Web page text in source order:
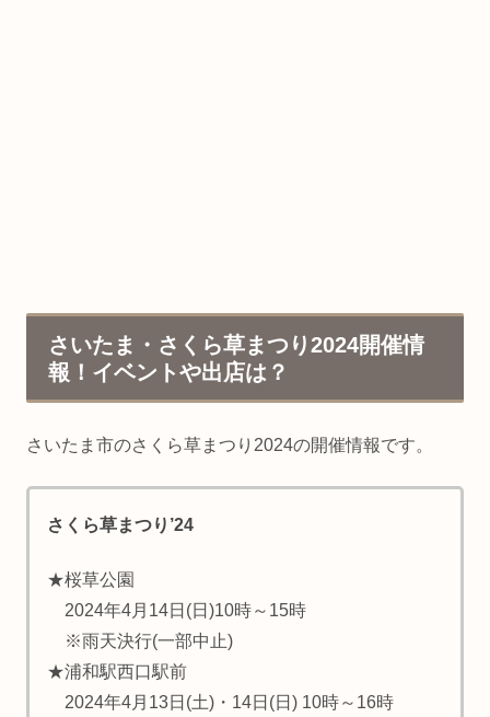
さいたま・さくら草まつり2024開催情
報！イベントや出店は？
さいたま市のさくら草まつり2024の開催情報です。
さくら草まつり’24
★桜草公園
2024年4月14日(日)10時～15時
※雨天決行(一部中止)
★浦和駅西口駅前
2024年4月13日(土)・14日(日) 10時～16時